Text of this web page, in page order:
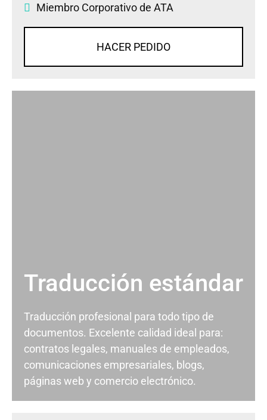
Miembro Corporativo de ATA
HACER PEDIDO
Traducción estándar
Traducción profesional para todo tipo de
documentos. Excelente calidad ideal para:
contratos legales, manuales de empleados,
comunicaciones empresariales, blogs,
páginas web y comercio electrónico.